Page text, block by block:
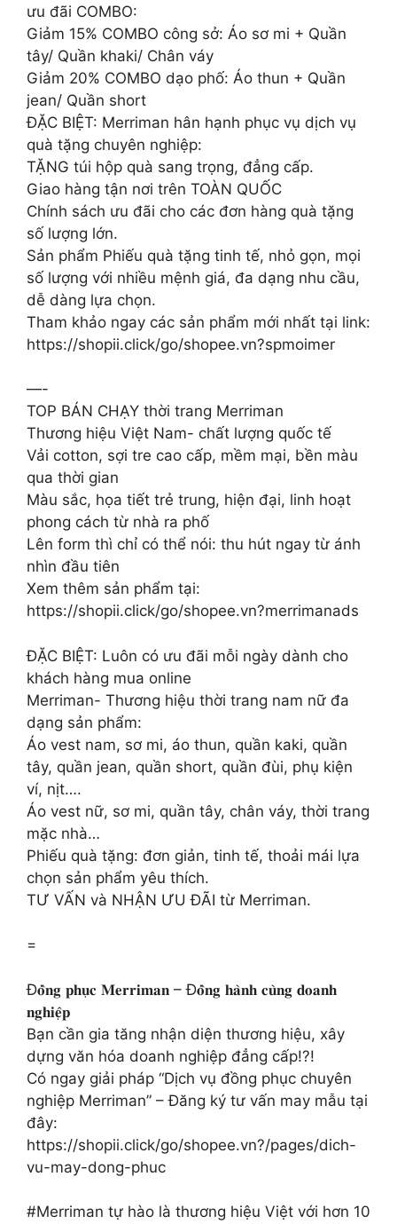
ưu đãi COMBO:
Giảm 15% COMBO công sở: Áo sơ mi + Quần
tây/ Quần khaki/ Chân váy
Giảm 20% COMBO dạo phố: Áo thun + Quần
jean/ Quần short
ĐẶC BIỆT: Merriman hân hạnh phục vụ dịch vụ
quà tặng chuyên nghiệp:
TẶNG túi hộp quà sang trọng, đẳng cấp.
Giao hàng tận nơi trên TOÀN QUỐC
Chính sách ưu đãi cho các đơn hàng quà tặng
số lượng lớn.
Sản phẩm Phiếu quà tặng tinh tế, nhỏ gọn, mọi
số lượng với nhiều mệnh giá, đa dạng nhu cầu,
dễ dàng lựa chọn.
Tham khảo ngay các sản phẩm mới nhất tại link:
https://shopii.click/go/shopee.vn?spmoimer
—-
TOP BÁN CHẠY thời trang Merriman
Thương hiệu Việt Nam- chất lượng quốc tế
Vải cotton, sợi tre cao cấp, mềm mại, bền màu
qua thời gian
Màu sắc, họa tiết trẻ trung, hiện đại, linh hoạt
phong cách từ nhà ra phố
Lên form thì chỉ có thể nói: thu hút ngay từ ánh
nhìn đầu tiên
Xem thêm sản phẩm tại:
https://shopii.click/go/shopee.vn?merrimanads
ĐẶC BIỆT: Luôn có ưu đãi mỗi ngày dành cho
khách hàng mua online
Merriman- Thương hiệu thời trang nam nữ đa
dạng sản phẩm:
Áo vest nam, sơ mi, áo thun, quần kaki, quần
tây, quần jean, quần short, quần đùi, phụ kiện
ví, nịt….
Áo vest nữ, sơ mi, quần tây, chân váy, thời trang
mặc nhà…
Phiếu quà tặng: đơn giản, tinh tế, thoải mái lựa
chọn sản phẩm yêu thích.
TƯ VẤN và NHẬN ƯU ĐÃI từ Merriman.
=
Đ𝐨̂̀𝐧𝐠 𝐩𝐡𝐮̣𝐜 𝐌𝐞𝐫𝐫𝐢𝐦𝐚𝐧 – Đ𝐨̂̀𝐧𝐠 𝐡𝐚̀𝐧𝐡 𝐜𝐮̀𝐧𝐠 𝐝𝐨𝐚𝐧𝐡
𝐧𝐠𝐡𝐢𝐞̣̂𝐩
Bạn cần gia tăng nhận diện thương hiệu, xây
dựng văn hóa doanh nghiệp đẳng cấp!?!
Có ngay giải pháp “Dịch vụ đồng phục chuyên
nghiệp Merriman” – Đăng ký tư vấn may mẫu tại
đây:
https://shopii.click/go/shopee.vn?/pages/dich-
vu-may-dong-phuc
#Merriman tự hào là thương hiệu Việt với hơn 10